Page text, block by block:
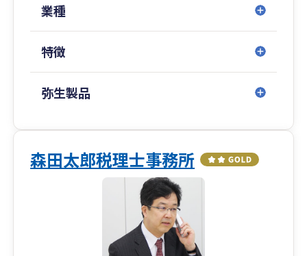
業種
特徴
弥生製品
森田太郎税理士事務所